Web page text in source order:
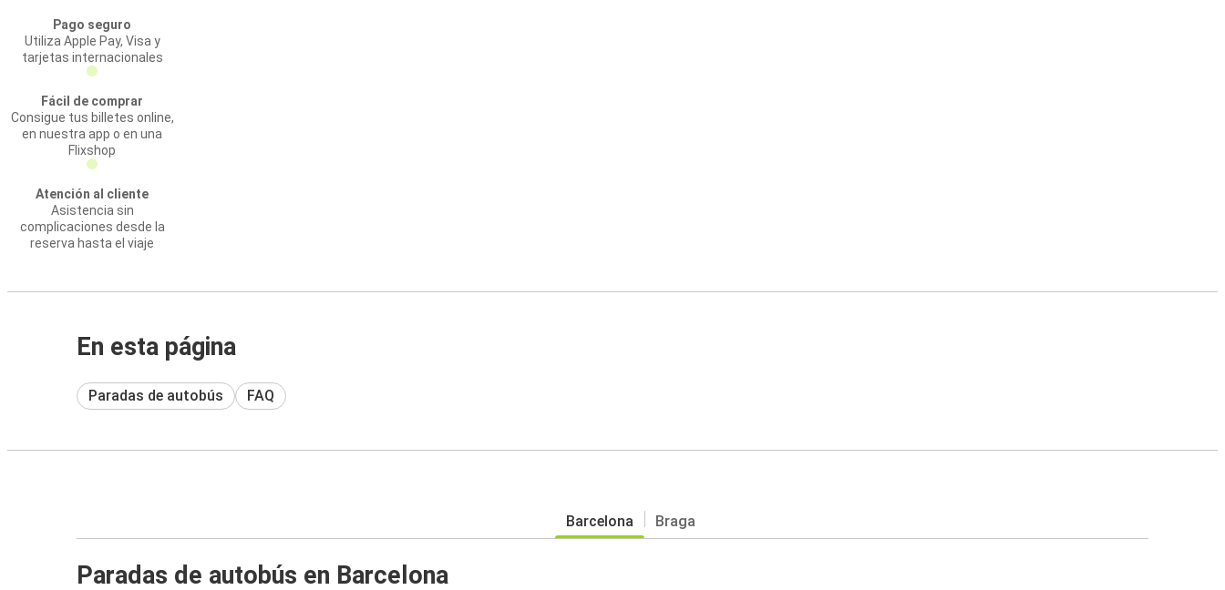
Pago seguro
Utiliza Apple Pay, Visa y
tarjetas internacionales
Fácil de comprar
Consigue tus billetes online,
en nuestra app o en una
Flixshop
Atención al cliente
Asistencia sin
complicaciones desde la
reserva hasta el viaje
En esta página
Paradas de autobús FAQ
Barcelona Braga
Paradas de autobús en Barcelona